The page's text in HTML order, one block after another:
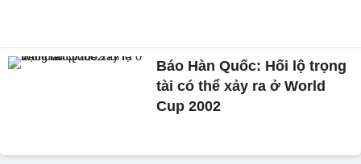
Báo Hàn Quốc: Hối lộ trọng
tài có thể xảy ra ở World
Cup 2002